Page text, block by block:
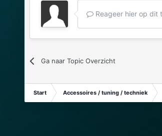
Reageer hier op dit
Ga naar Topic Overzicht
Start Accessoires / tuning / techniek